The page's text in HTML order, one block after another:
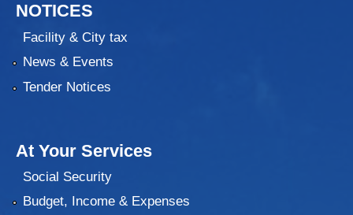
NOTICES
Facility & City tax
News & Events
Tender Notices
At Your Services
Social Security
Budget, Income & Expenses